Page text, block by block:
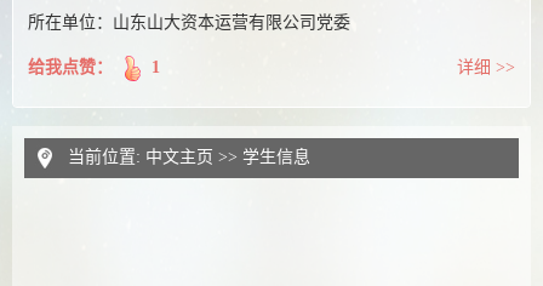
所在单位：山东山大资本运营有限公司党委
给我点赞： 1 详细 >>
当前位置: 中文主页 >> 学生信息